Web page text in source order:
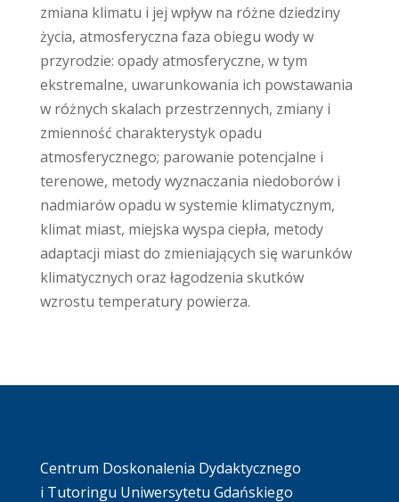
zmiana klimatu i jej wpływ na różne dziedziny
życia, atmosferyczna faza obiegu wody w
przyrodzie: opady atmosferyczne, w tym
ekstremalne, uwarunkowania ich powstawania
w różnych skalach przestrzennych, zmiany i
zmienność charakterystyk opadu
atmosferycznego; parowanie potencjalne i
terenowe, metody wyznaczania niedoborów i
nadmiarów opadu w systemie klimatycznym,
klimat miast, miejska wyspa ciepła, metody
adaptacji miast do zmieniających się warunków
klimatycznych oraz łagodzenia skutków
wzrostu temperatury powierza.
Centrum Doskonalenia Dydaktycznego
i Tutoringu Uniwersytetu Gdańskiego